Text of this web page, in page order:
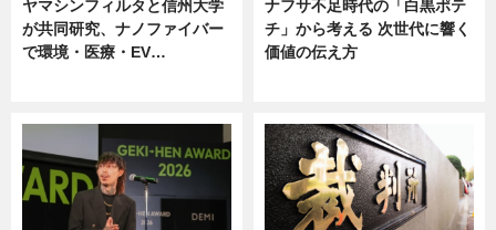
ヤマシンフィルタと信州大学
が共同研究、ナノファイバー
で環境・医療・EV…
ナフサ不足時代の「白黒ポテ
チ」から考える 次世代に響く
価値の伝え方